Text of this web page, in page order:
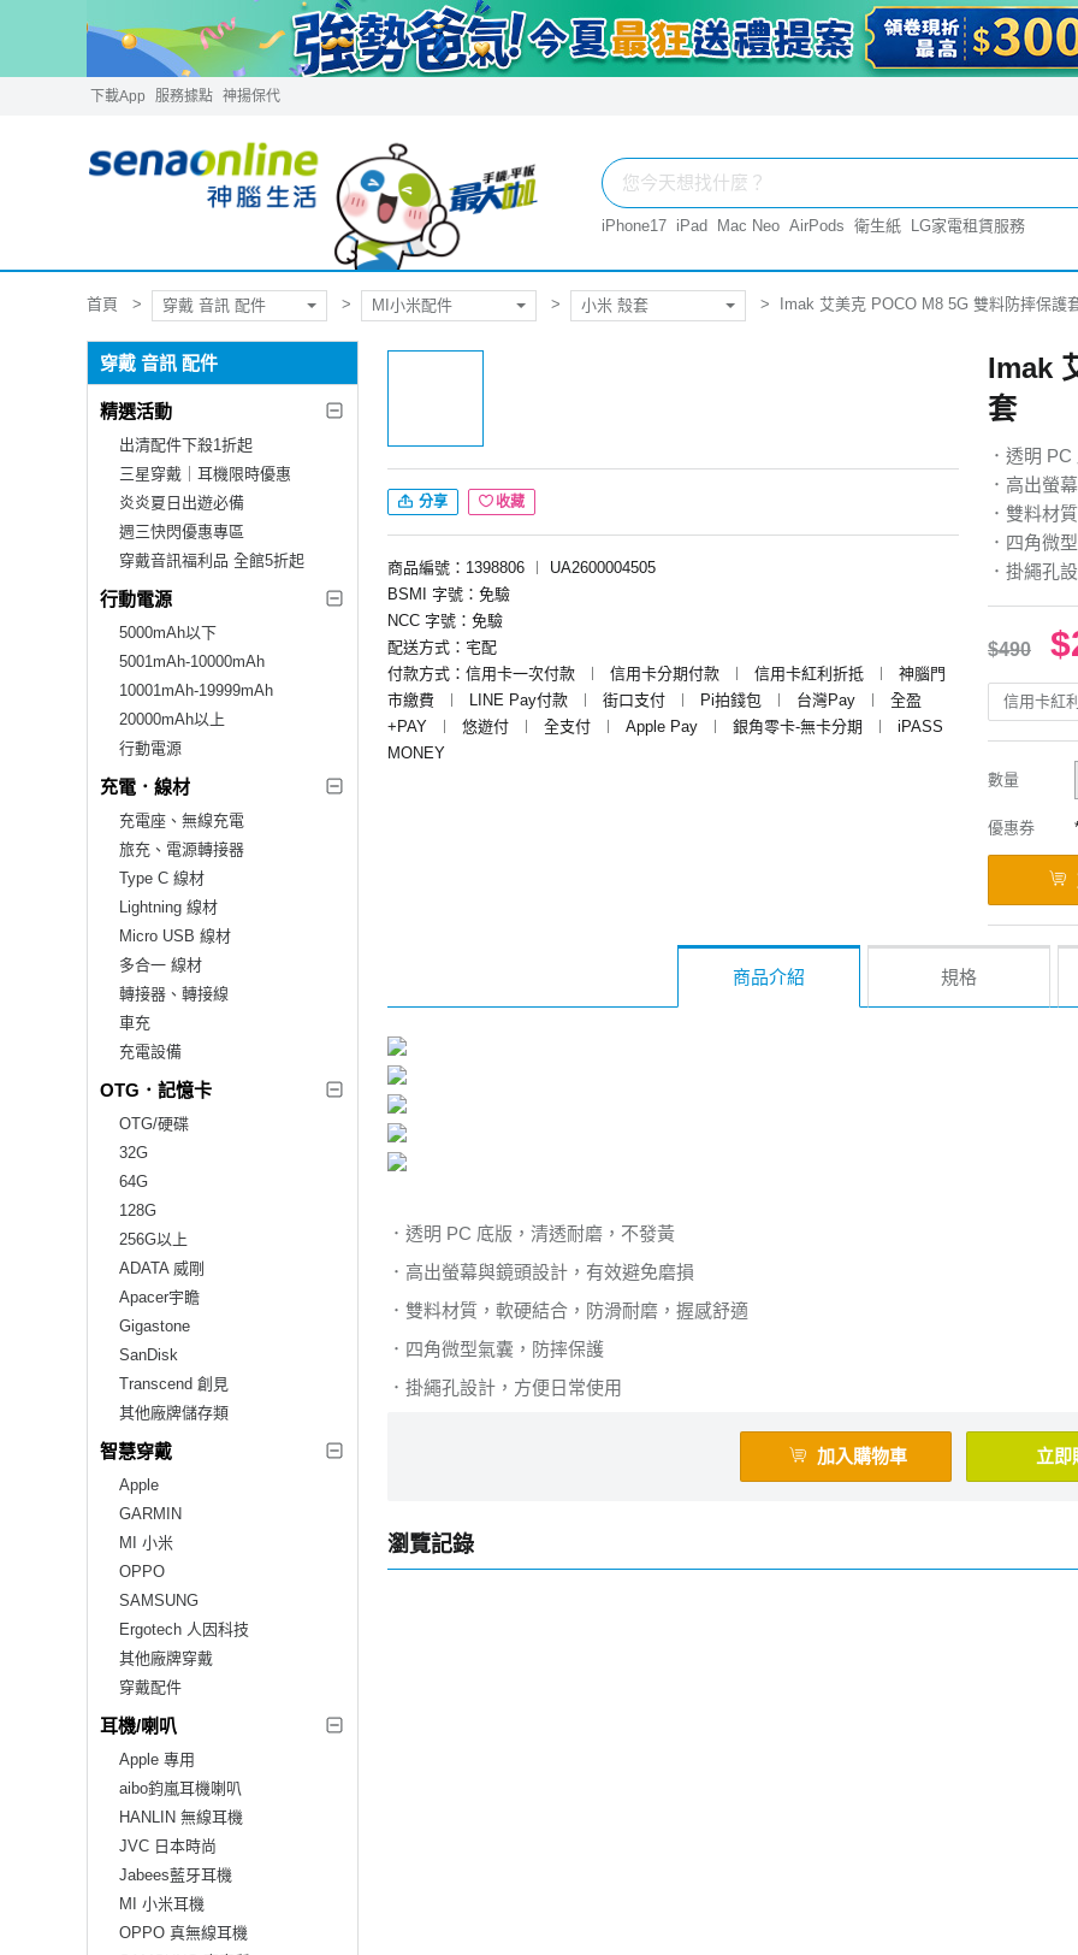
下載App 服務據點 神揚保代
iPhone17 iPad Mac Neo AirPods 衛生紙 LG家電租賃服務
首頁 穿戴 音訊 配件 MI小米配件 小米 殼套 Imak 艾美克 POCO M8 5G 雙料防摔保護
穿戴 音訊 配件
精選活動
出清配件下殺1折起
三星穿戴｜耳機限時優惠
炎炎夏日出遊必備
週三快閃優惠專區
穿戴音訊福利品 全館5折起
行動電源
5000mAh以下
5001mAh-10000mAh
10001mAh-19999mAh
20000mAh以上
行動電源
充電．線材
充電座、無線充電
旅充、電源轉接器
Type C 線材
Lightning 線材
Micro USB 線材
多合一 線材
轉接器、轉接線
車充
充電設備
OTG．記憶卡
OTG/硬碟
32G
64G
128G
256G以上
ADATA 威剛
Apacer宇瞻
Gigastone
SanDisk
Transcend 創見
其他廠牌儲存類
智慧穿戴
Apple
GARMIN
MI 小米
OPPO
SAMSUNG
Ergotech 人因科技
其他廠牌穿戴
穿戴配件
耳機/喇叭
Apple 專用
aibo鈞嵐耳機喇叭
HANLIN 無線耳機
JVC 日本時尚
Jabees藍牙耳機
MI 小米耳機
OPPO 真無線耳機
分享 收藏
商品編號：1398806 ︱
UA2600004505
BSMI 字號：免驗
NCC 字號：免驗
配送方式：宅配
付款方式：信用卡一次付款
︱ 信用卡分期付款 ︱ 信用卡紅利折抵 ︱
神腦門
市繳費
︱ LINE Pay付款 ︱ 街口支付 ︱ Pi拍錢包 ︱ 台灣Pay ︱
全盈
+PAY
︱ 悠遊付 ︱ 全支付 ︱ Apple Pay ︱ 銀角零卡-無卡分期 ︱
iPASS
MONEY
Imak
套
．透明
．高出螢
．雙料材
．四角微
．掛繩孔
$490
信用卡紅
數量
優惠券
商品介紹 規格
．透明 PC 底版，清透耐磨，不發黃
．高出螢幕與鏡頭設計，有效避免磨損
．雙料材質，軟硬結合，防滑耐磨，握感舒適
．四角微型氣囊，防摔保護
．掛繩孔設計，方便日常使用
加入購物車 立即
瀏覽記錄